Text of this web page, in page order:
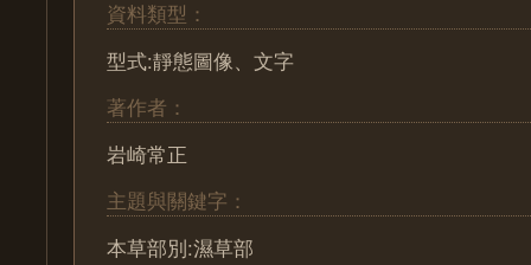
資料類型：
型式:靜態圖像、文字
著作者：
岩崎常正
主題與關鍵字：
本草部別:濕草部